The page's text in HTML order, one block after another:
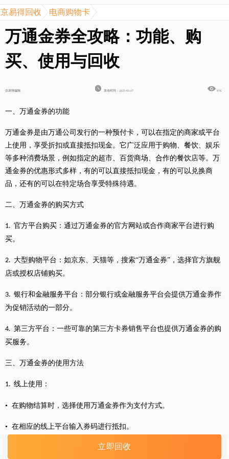
京易得回收 电商购物卡
万通金券全攻略：功能、购
买、使用与回收
京易得编辑 发布时间：2025-03-17 976
一、万通金券的功能
万通金券是由万通公司发行的一种预付卡，可以在指定的商家或平台
上使用，享受折扣或直接抵扣现金。它广泛应用于购物、餐饮、娱乐
等多种消费场景，例如指定的超市、百货商场、合作的餐饮店等。万
通金券的优惠形式多样，有的可以直接抵扣现金，有的可以兑换商
品，还有的可以在特定场合享受特殊待遇。
二、万通金券的购买方式
1.官方平台购买：通过万通金券的官方网站或合作商家平台进行购
买。
2. 大型购物平台：如京东、天猫等，搜索“万通金券”，选择官方旗舰
店或授权店铺购买。
3.银行和金融服务平台：部分银行或金融服务平台会提供万通金券作
为促销活动的一部分。
4.第三方平台：一些可靠的第三方卡券销售平台也提供万通金券的购
买服务。
三、万通金券的使用方法
1.线上使用：
• 在购物结算时，选择使用万通金券作为支付方式。
• 在相应的线上平台输入券码进行抵扣。
立即回收